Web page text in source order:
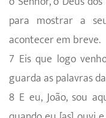
para mostrar a
acontecer em breve.
7 Eis que logo
guarda as palavras
8 E eu, João, sou